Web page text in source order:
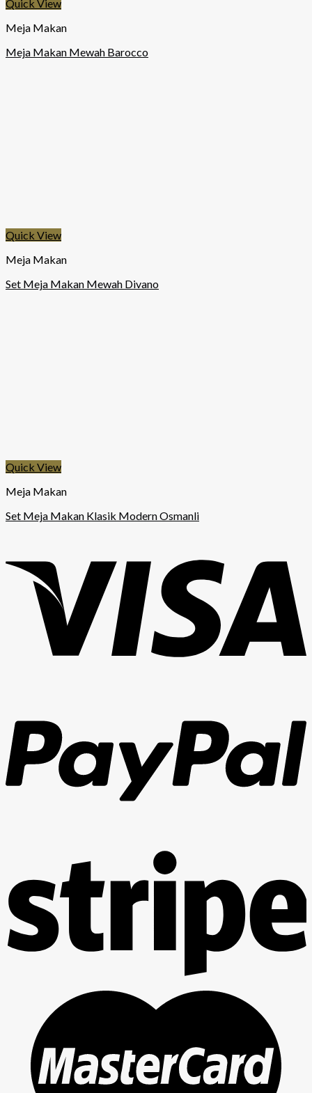
Quick View
Meja Makan
Meja Makan Mewah Barocco
Quick View
Meja Makan
Set Meja Makan Mewah Divano
Quick View
Meja Makan
Set Meja Makan Klasik Modern Osmanli